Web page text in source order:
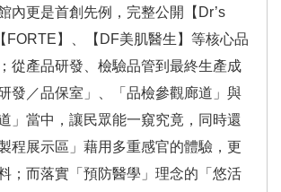
內更是首創先例，完整公開【Dr’s
FORTE】、【DF美肌醫生】等核心品
從產品研發、檢驗品管到最終生產成
發／品保室」、「品檢參觀廊道」與
」當中，讓民眾能一窺究竟，同時還
程展示區」藉用多重感官的體驗，更
；而落實「預防醫學」理念的「悠活